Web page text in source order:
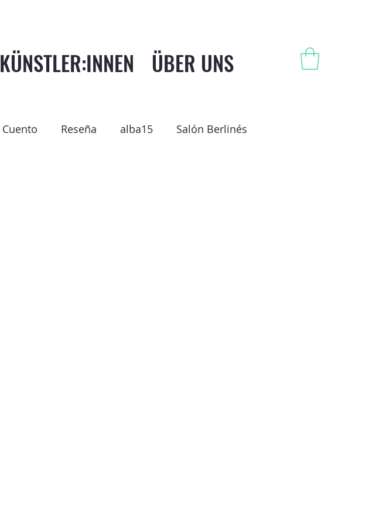
KÜNSTLER:INNEN ÜBER UNS
Cuento Reseña alba15 Salón Berlinés